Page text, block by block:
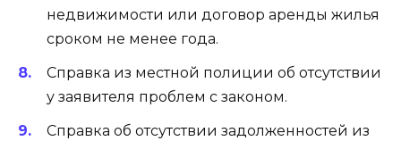
недвижимости или договор аренды жилья
сроком не менее года.
Справка из местной полиции об отсутствии
у заявителя проблем с законом.
Справка об отсутствии задолженностей из